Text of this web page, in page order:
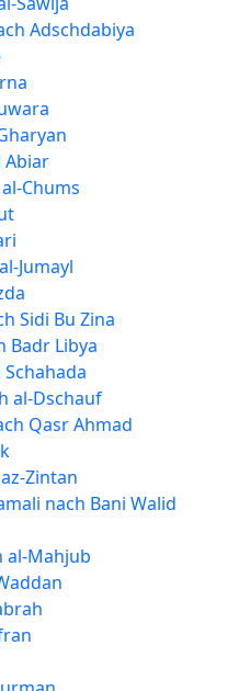
Adschdabiya
Abiar
Chums
Jumayl
Sidi Bu Zina
Badr Libya
al-Dschauf
Qasr Ahmad
Zintan
nach Bani Walid
al-Mahjub